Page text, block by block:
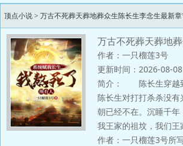
顶点小说> 万古不死葬天葬地葬众生陈长生李念生最新
万古不死葬天葬地
作者：一只榴莲3号
更新时间：2026-08-
简介：
陈长生穿越到
陈长生对打打杀杀没
朝已经不在。沉睡千
我王家的祖坟，我们王
作者：一只榴莲3号所